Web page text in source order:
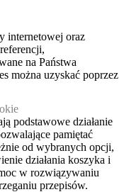
internetowej oraz
na Państwa
można uzyskać poprzez
podstawowe działanie
pamiętać
od wybranych opcji,
działania koszyka i
w rozwiązywaniu
przepisów.